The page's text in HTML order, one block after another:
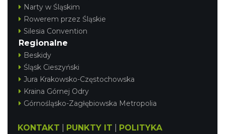
Narty w Śląskim
Rowerem przez Śląskie
Silesia Convention
Regionalne
Beskidy
Śląsk Cieszyński
Jura Krakowsko-Częstochowska
Kraina Górnej Odry
Górnośląsko-Zagłębiowska Metropolia
KONTAKT PUNKTY IT
POLITYKA